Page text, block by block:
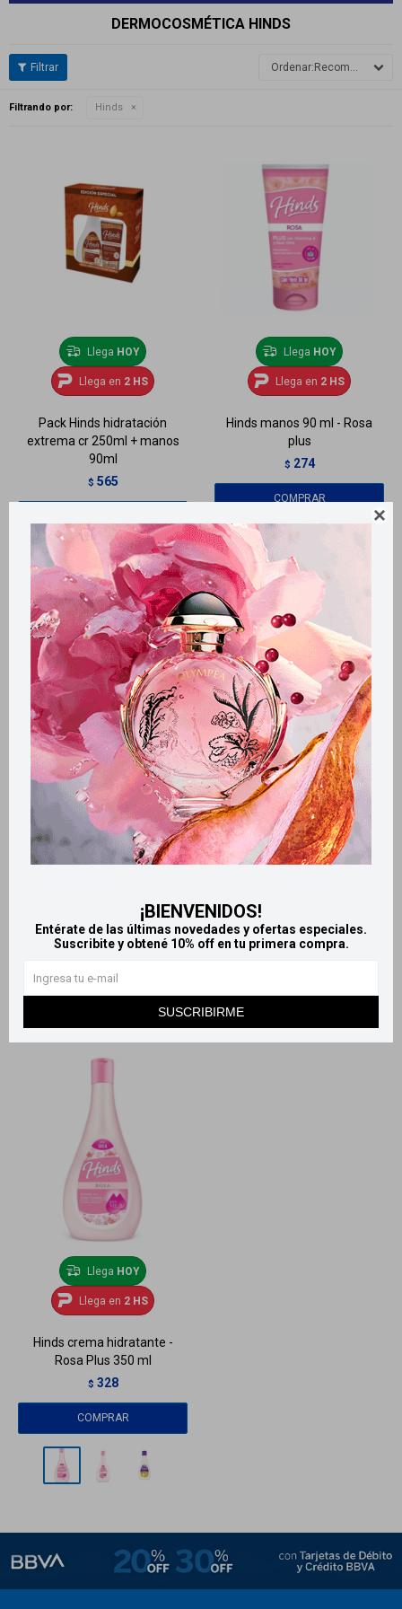

¡BIENVENIDOS!
Entérate de las últimas novedades y ofertas especiales.
Suscribite y obtené 10% off en tu primera compra.
SUSCRIBIRME
DERMOCOSMÉTICA HINDS
Recomendados
Filtrando por: Hinds
Llega HOY
Llega en 2 HS
Pack Hinds hidratación
extrema cr 250ml + manos
90ml
$ 565
Llega HOY
Llega en 2 HS
Hinds manos 90 ml - Rosa
plus
$ 274
Llega HOY
Llega en 2 HS
$ 292
LlegaHOY
Llega en2 HS
Llega HOY
Llega en 2 HS
Hinds crema hidratante -
Rosa Plus 350 ml
$ 328